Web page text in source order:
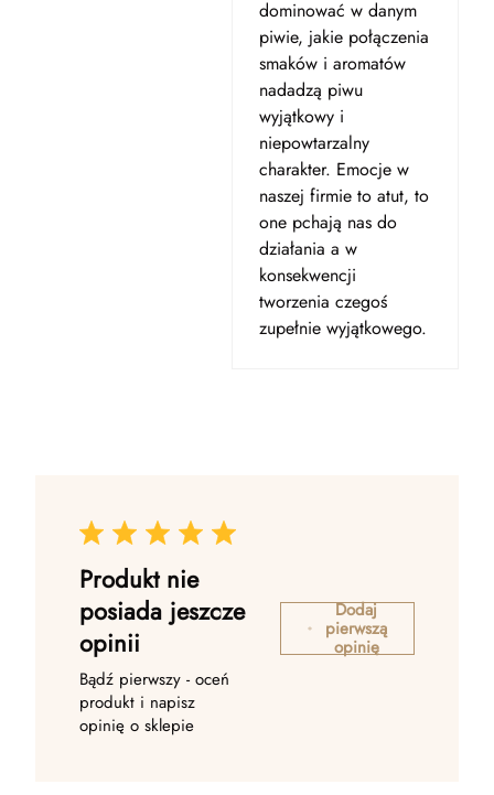
dominować w danym
piwie, jakie połączenia
smaków i aromatów
nadadzą piwu
wyjątkowy i
niepowtarzalny
charakter. Emocje w
naszej firmie to atut, to
one pchają nas do
działania a w
konsekwencji
tworzenia czegoś
zupełnie wyjątkowego.
Produkt nie
posiada jeszcze
opinii
Bądź pierwszy - oceń
produkt i napisz
opinię o sklepie
Dodaj
pierwszą
opinię